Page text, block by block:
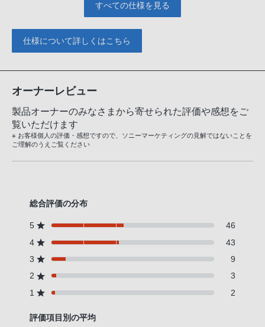
すべての仕様を見る
仕様について詳しくはこちら
オーナーレビュー
製品オーナーのみなさまから寄せられた評価や感想をご
覧いただけます
※ お客様個人の評価・感想ですので、ソニーマーケティングの見解ではないことを
ご理解のうえご覧ください
総合評価の分布
5
46
4
43
3
9
2
3
1
2
評価項目別の平均